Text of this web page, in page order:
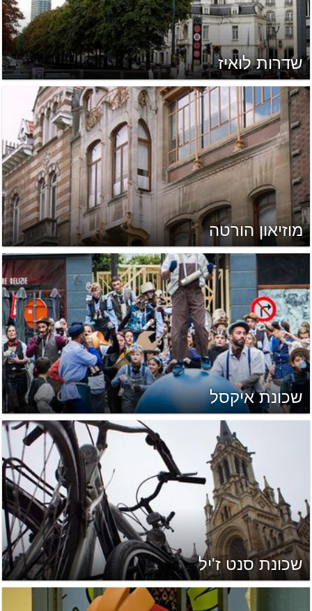
שדרות לואיז
מוזיאון הורטה
שכונת איקסל
שכונת סנט ז'יל